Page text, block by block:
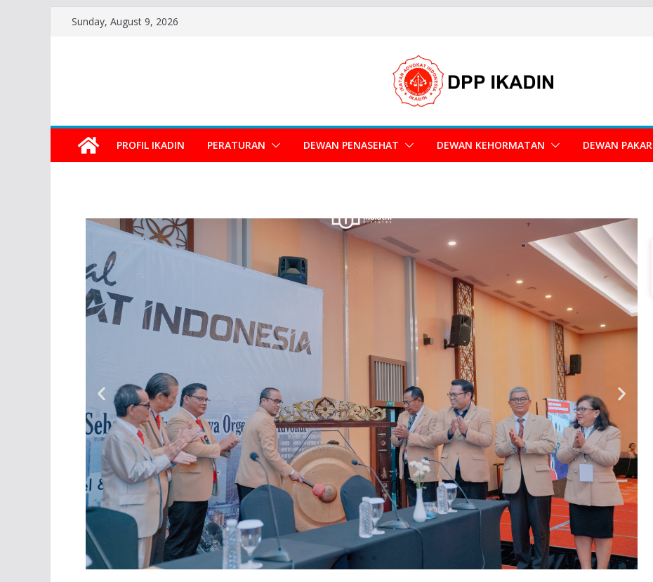
Sunday, August 9, 2026
PROFIL IKADIN PERATURAN DEWAN PENASEHAT DEWAN KEHORMATAN DEWAN PAKAR